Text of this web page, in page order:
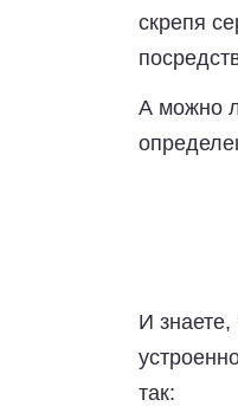
скрепя
А можно
И
так: